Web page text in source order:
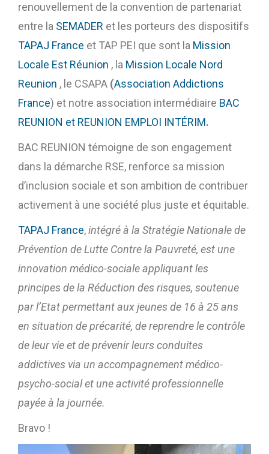
renouvellement de la convention de partenariat
entre la SEMADER et les porteurs des dispositifs
TAPAJ France et TAP PEI que sont la Mission
Locale Est Réunion , la Mission Locale Nord
Reunion , le CSAPA (Association Addictions
France) et notre association intermédiaire BAC
REUNION et REUNION EMPLOI INTÉRIM.
BAC REUNION témoigne de son engagement
dans la démarche RSE, renforce sa mission
d’inclusion sociale et son ambition de contribuer
activement à une société plus juste et équitable.
TAPAJ France,intégré à la Stratégie Nationale de
Prévention de Lutte Contre la Pauvreté, est une
innovation médico-sociale appliquant les
principes de la Réduction des risques, soutenue
par l’Etat permettant aux jeunes de 16 à 25 ans
en situation de précarité, de reprendre le contrôle
de leur vie et de prévenir leurs conduites
addictives via un accompagnement médico-
psycho-social et une activité professionnelle
payée à la journée.
Bravo !